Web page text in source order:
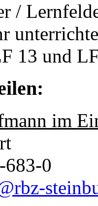
/
13 und
im
683-0